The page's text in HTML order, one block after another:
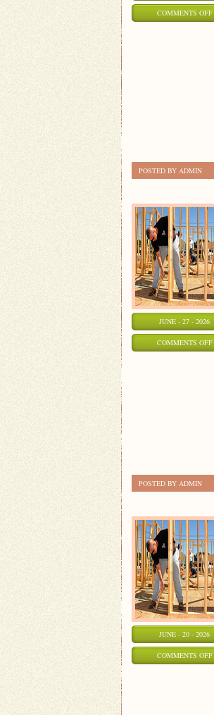
COMMENTS OFF
POSTED BY ADMIN
JUNE - 27 - 2026
COMMENTS OFF
POSTED BY ADMIN
JUNE - 20 - 2026
COMMENTS OFF